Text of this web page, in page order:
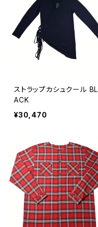
ストラップカシュクール BL
ACK
¥30,470